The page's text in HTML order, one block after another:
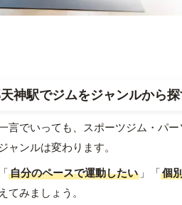
神駅でジムをジャンルから
言でいっても、スポーツジム・パ
ャンルは変わります。
自分のペースで運動したい 」「個
てみましょう。